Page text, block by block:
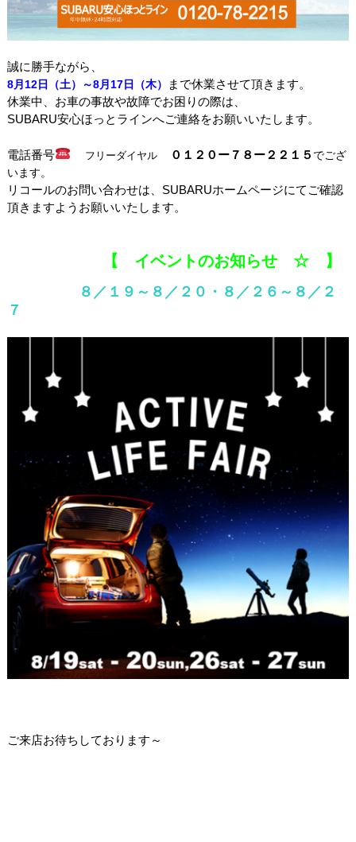
誠に勝手ながら、
8月12日（土）～8月17日（木）
まで休業させて頂きます。
休業中、お車の事故や故障でお困りの際は、
SUBARU安心ほっとラインへご連絡をお願いいたします。
電話番号 フリーダイヤル ０１２０ー７８ー２２１５ でござ
います。
リコールのお問い合わせは、SUBARUホームページにてご確認
頂きますようお願いいたします。
【 イベントのお知らせ ☆ 】
８／１９～８／２０・８／２６～８／２
７
ご来店お待ちしております～